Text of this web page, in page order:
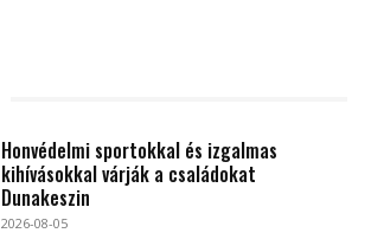
Honvédelmi sportokkal és izgalmas
kihívásokkal várják a családokat
Dunakeszin
2026-08-05